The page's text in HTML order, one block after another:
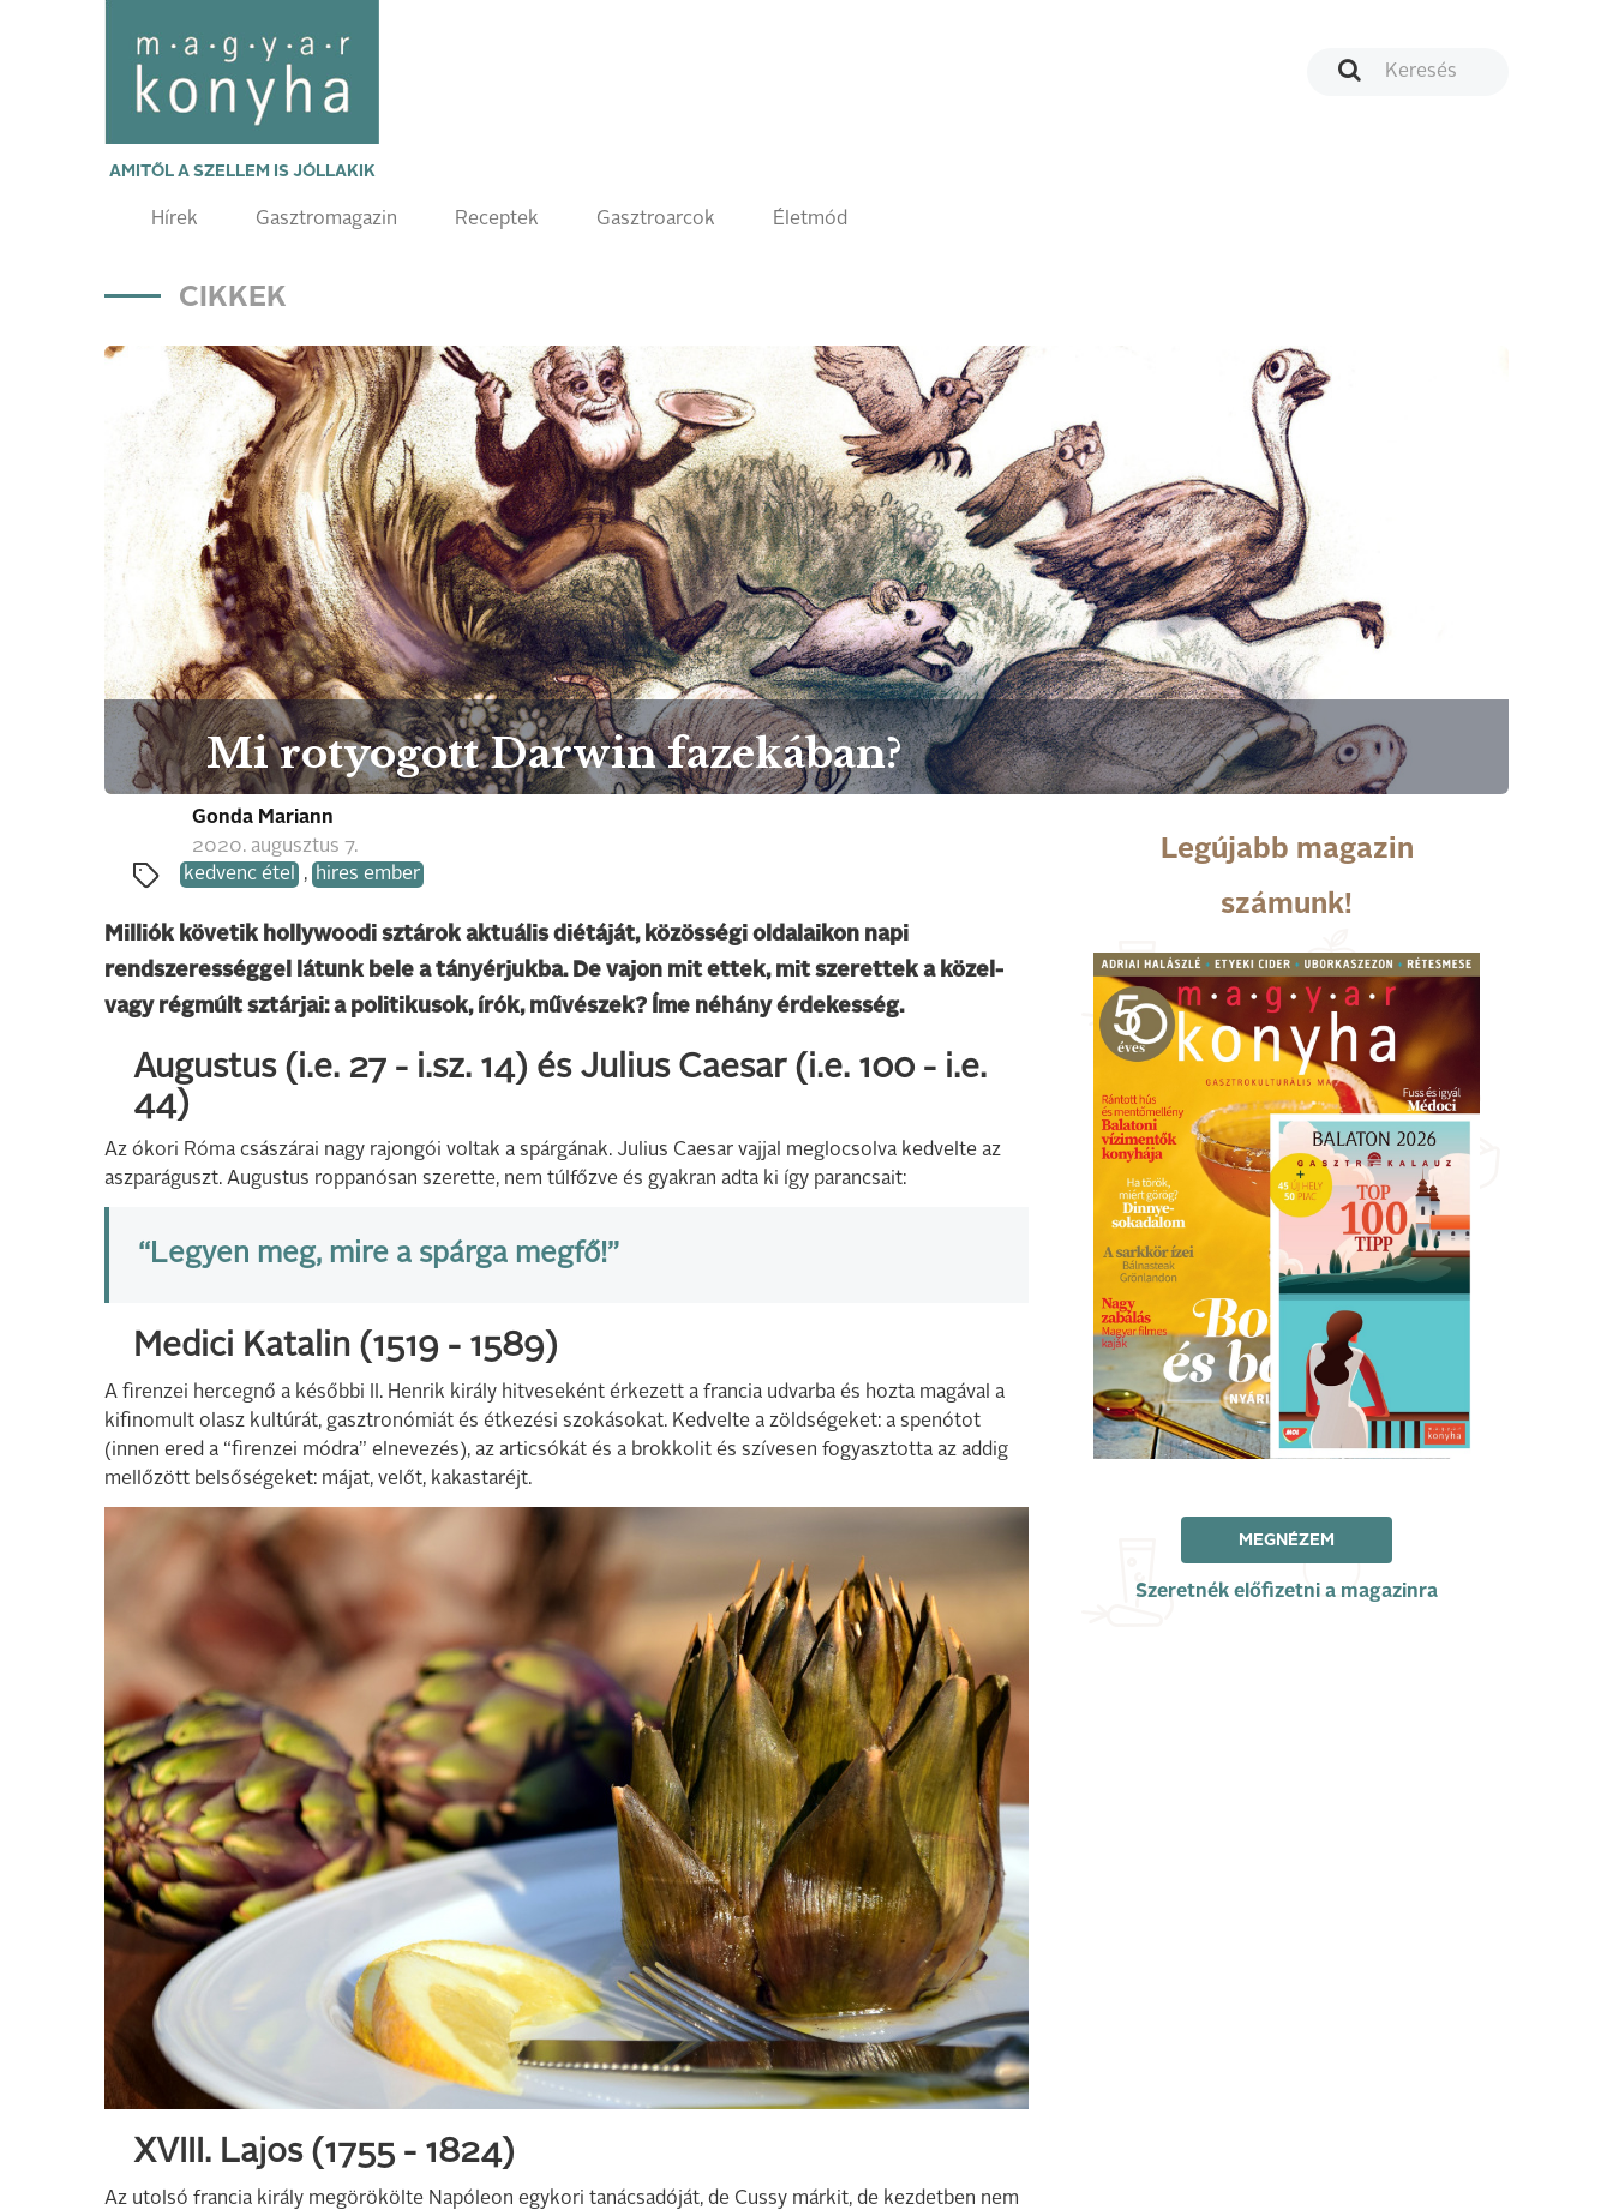
AMITŐL A SZELLEM IS JÓLLAKIK
Hírek Gasztromagazin Receptek Gasztroarcok Életmód
CIKKEK
Mi rotyogott Darwin fazekában?
Gonda Mariann
2020. augusztus 7.
kedvenc étel
, hires ember
Milliók követik hollywoodi sztárok aktuális diétáját, közösségi oldalaikon napi
rendszerességgel látunk bele a tányérjukba. De vajon mit ettek, mit szerettek a közel-
vagy régmúlt sztárjai: a politikusok, írók, művészek? Íme néhány érdekesség.
Augustus (i.e. 27 - i.sz. 14) és Julius Caesar (i.e. 100 - i.e.
44)
Az ókori Róma császárai nagy rajongói voltak a spárgának. Julius Caesar vajjal meglocsolva kedvelte az
aszparáguszt. Augustus roppanósan szerette, nem túlfőzve és gyakran adta ki így parancsait:
“Legyen meg, mire a spárga megfő!”
Medici Katalin (1519 - 1589)
A firenzei hercegnő a későbbi II. Henrik király hitveseként érkezett a francia udvarba és hozta magával a
kifinomult olasz kultúrát, gasztronómiát és étkezési szokásokat. Kedvelte a zöldségeket: a spenótot
(innen ered a “firenzei módra” elnevezés), az articsókát és a brokkolit és szívesen fogyasztotta az addig
mellőzött belsőségeket: májat, velőt, kakastaréjt.
XVIII. Lajos (1755 - 1824)
Az utolsó francia király megörökölte Napóleon egykori tanácsadóját, de Cussy márkit, de kezdetben nem
Legújabb magazin
számunk!
MEGNÉZEM
Szeretnék előfizetni a magazinra